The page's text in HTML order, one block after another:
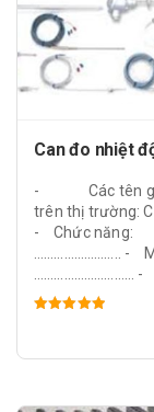
Can đo nhiệt
- Các tên
trên thị trường:
- Chức năng:
…………………….. -
………………………… -
5 sao